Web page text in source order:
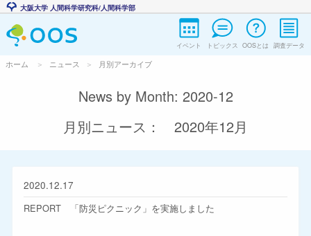
大阪大学 人間科学研究科/人間科学部
イベント トピックス OOSとは 調査データ
ホーム ニュース 月別アーカイブ
News by Month: 2020-12
月別ニュース： 2020年12月
2020.12.17
REPORT 「防災ピクニック」を実施しました